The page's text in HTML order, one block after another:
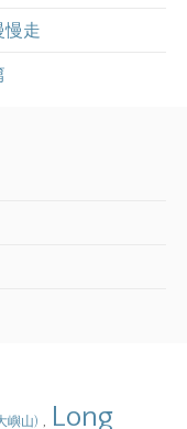
慢走
嶼山) , Long